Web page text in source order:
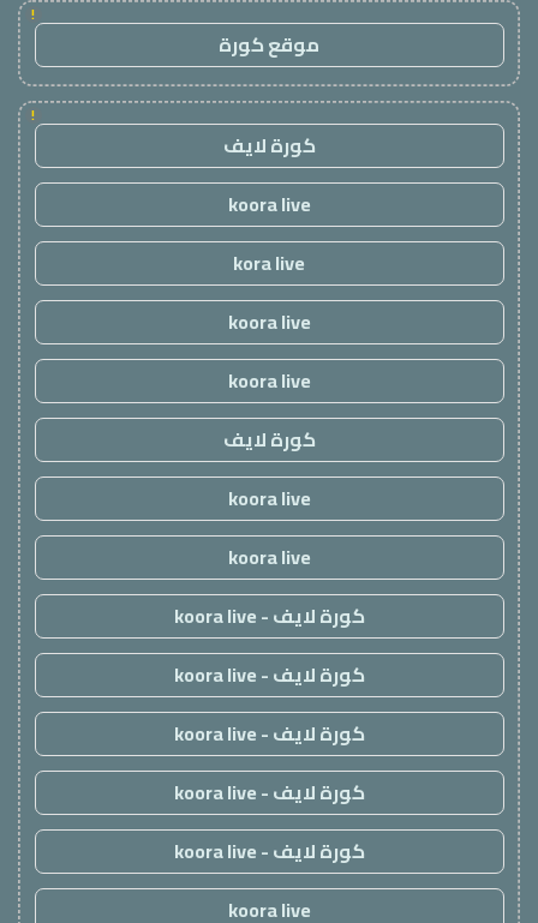
!
موقع كورة
!
كورة لايف
koora live
kora live
koora live
koora live
كورة لايف
koora live
koora live
كورة لايف - koora live
كورة لايف - koora live
كورة لايف - koora live
كورة لايف - koora live
كورة لايف - koora live
koora live